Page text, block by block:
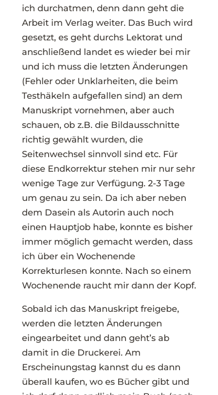
ich durchatmen, denn dann geht die
Arbeit im Verlag weiter. Das Buch wird
gesetzt, es geht durchs Lektorat und
anschließend landet es wieder bei mir
und ich muss die letzten Änderungen
(Fehler oder Unklarheiten, die beim
Testhäkeln aufgefallen sind) an dem
Manuskript vornehmen, aber auch
schauen, ob z.B. die Bildausschnitte
richtig gewählt wurden, die
Seitenwechsel sinnvoll sind etc. Für
diese Endkorrektur stehen mir nur sehr
wenige Tage zur Verfügung. 2-3 Tage
um genau zu sein. Da ich aber neben
dem Dasein als Autorin auch noch
einen Hauptjob habe, konnte es bisher
immer möglich gemacht werden, dass
ich über ein Wochenende
Korrekturlesen konnte. Nach so einem
Wochenende raucht mir dann der Kopf.
Sobald ich das Manuskript freigebe,
werden die letzten Änderungen
eingearbeitet und dann geht’s ab
damit in die Druckerei. Am
Erscheinungstag kannst du es dann
überall kaufen, wo es Bücher gibt und